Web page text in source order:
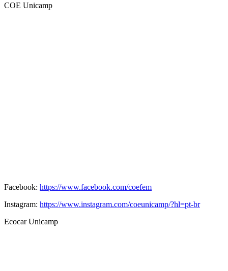
COE Unicamp
Facebook: https://www.facebook.com/coefem
Instagram: https://www.instagram.com/coeunicamp/?hl=pt-br
Ecocar Unicamp